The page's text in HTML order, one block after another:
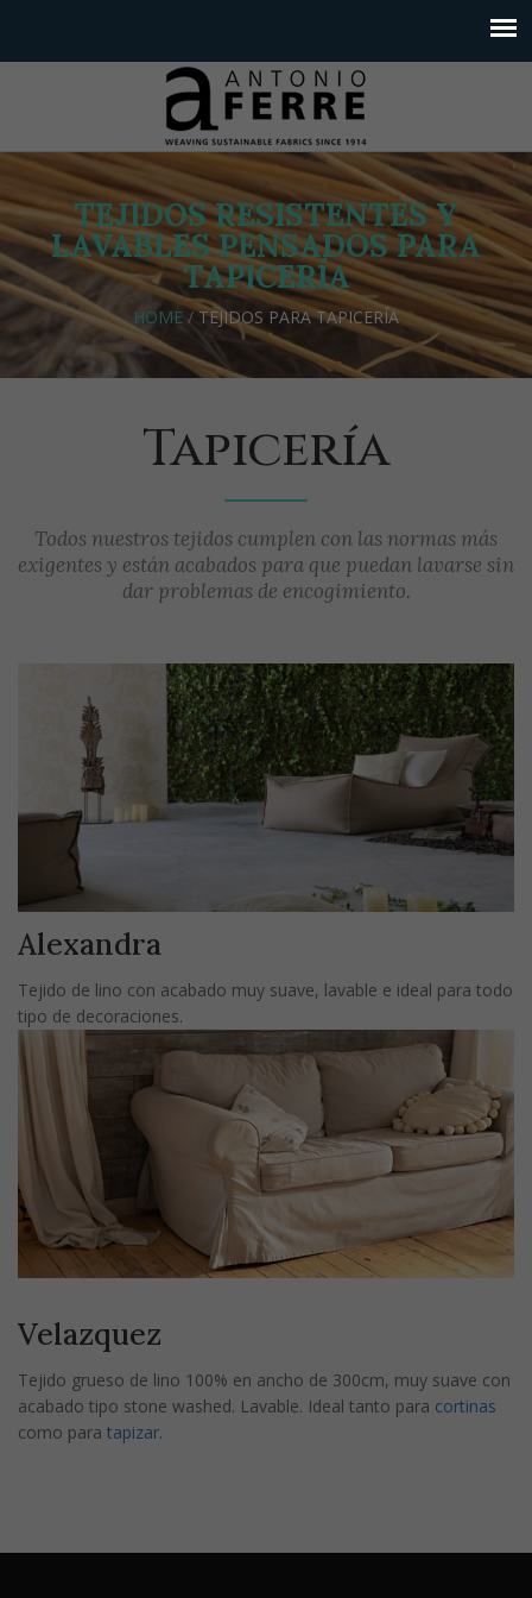
TEJIDOS RESISTENTES Y
LAVABLES PENSADOS PARA
TAPICERÍA
HOME /TEJIDOS PARA TAPICERÍA
Tapicería
Todos nuestros tejidos cumplen con las normas más
exigentes y están acabados para que puedan lavarse sin
dar problemas de encogimiento.
Alexandra
Tejido de lino con acabado muy suave, lavable e ideal para todo
tipo de decoraciones.
Velazquez
Tejido grueso de lino 100% en ancho de 300cm, muy suave con
acabado tipo stone washed. Lavable. Ideal tanto para cortinas
como para tapizar.